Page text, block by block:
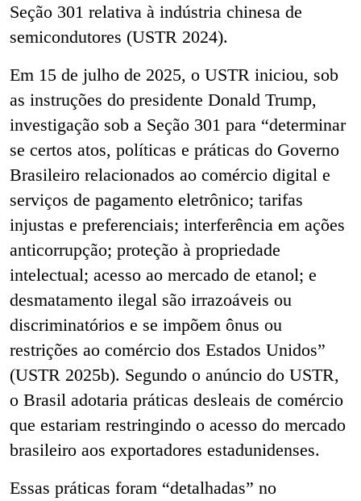
Seção 301 relativa à indústria chinesa de
semicondutores (USTR 2024).
Em 15 de julho de 2025, o USTR iniciou, sob
as instruções do presidente Donald Trump,
investigação sob a Seção 301 para “determinar
se certos atos, políticas e práticas do Governo
Brasileiro relacionados ao comércio digital e
serviços de pagamento eletrônico; tarifas
injustas e preferenciais; interferência em ações
anticorrupção; proteção à propriedade
intelectual; acesso ao mercado de etanol; e
desmatamento ilegal são irrazoáveis ou
discriminatórios e se impõem ônus ou
restrições ao comércio dos Estados Unidos”
(USTR 2025b). Segundo o anúncio do USTR,
o Brasil adotaria práticas desleais de comércio
que estariam restringindo o acesso do mercado
brasileiro aos exportadores estadunidenses.
Essas práticas foram “detalhadas” no